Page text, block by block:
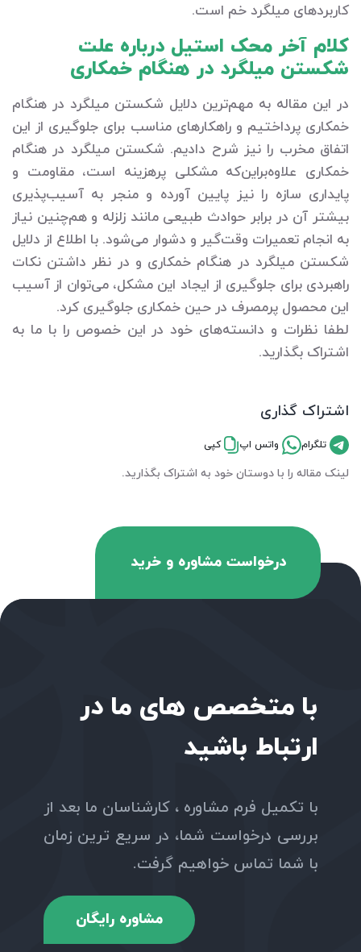
کاربردهای میلگرد خم است.
کلام آخر محک استیل درباره علت
شکستن میلگرد در هنگام خمکاری
در این مقاله به مهم‌ترین دلایل شکستن میلگرد در هنگام
خمکاری پرداختیم و راهکارهای مناسب برای جلوگیری از این
اتفاق مخرب را نیز شرح دادیم. شکستن میلگرد در هنگام
خمکاری علاوه‌براین‌که مشکلی پرهزینه است، مقاومت و
پایداری سازه را نیز پایین آورده و منجر به آسیب‌پذیری
بیشتر آن در برابر حوادث طبیعی مانند زلزله و هم‌چنین نیاز
به انجام تعمیرات وقت‌گیر و دشوار می‌شود. با اطلاع از دلایل
شکستن میلگرد در هنگام خمکاری و در نظر داشتن نکات
راهبردی برای جلوگیری از ایجاد این مشکل، می‌توان از آسیب
این محصول پرمصرف در حین خمکاری جلوگیری کرد.
لطفا نظرات و دانسته‌های خود در این خصوص را با ما به
اشتراک بگذارید.
اشتراک گذاری
تلگرام واتس اپ کپی
لینک مقاله را با دوستان خود به اشتراک بگذارید.
درخواست مشاوره و خرید
با متخصص های ما در
ارتباط باشید
با تکمیل فرم مشاوره ، کارشناسان ما بعد از
بررسی درخواست شما، در سریع ترین زمان
با شما تماس خواهیم گرفت.
مشاوره رایگان